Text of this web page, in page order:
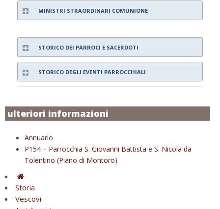
MINISTRI STRAORDINARI COMUNIONE
STORICO DEI PARROCI E SACERDOTI
STORICO DEGLI EVENTI PARROCCHIALI
ulteriori informazioni
Annuario
P154 – Parrocchia S. Giovanni Battista e S. Nicola da
Tolentino (Piano di Montoro)
Storia
Vescovi